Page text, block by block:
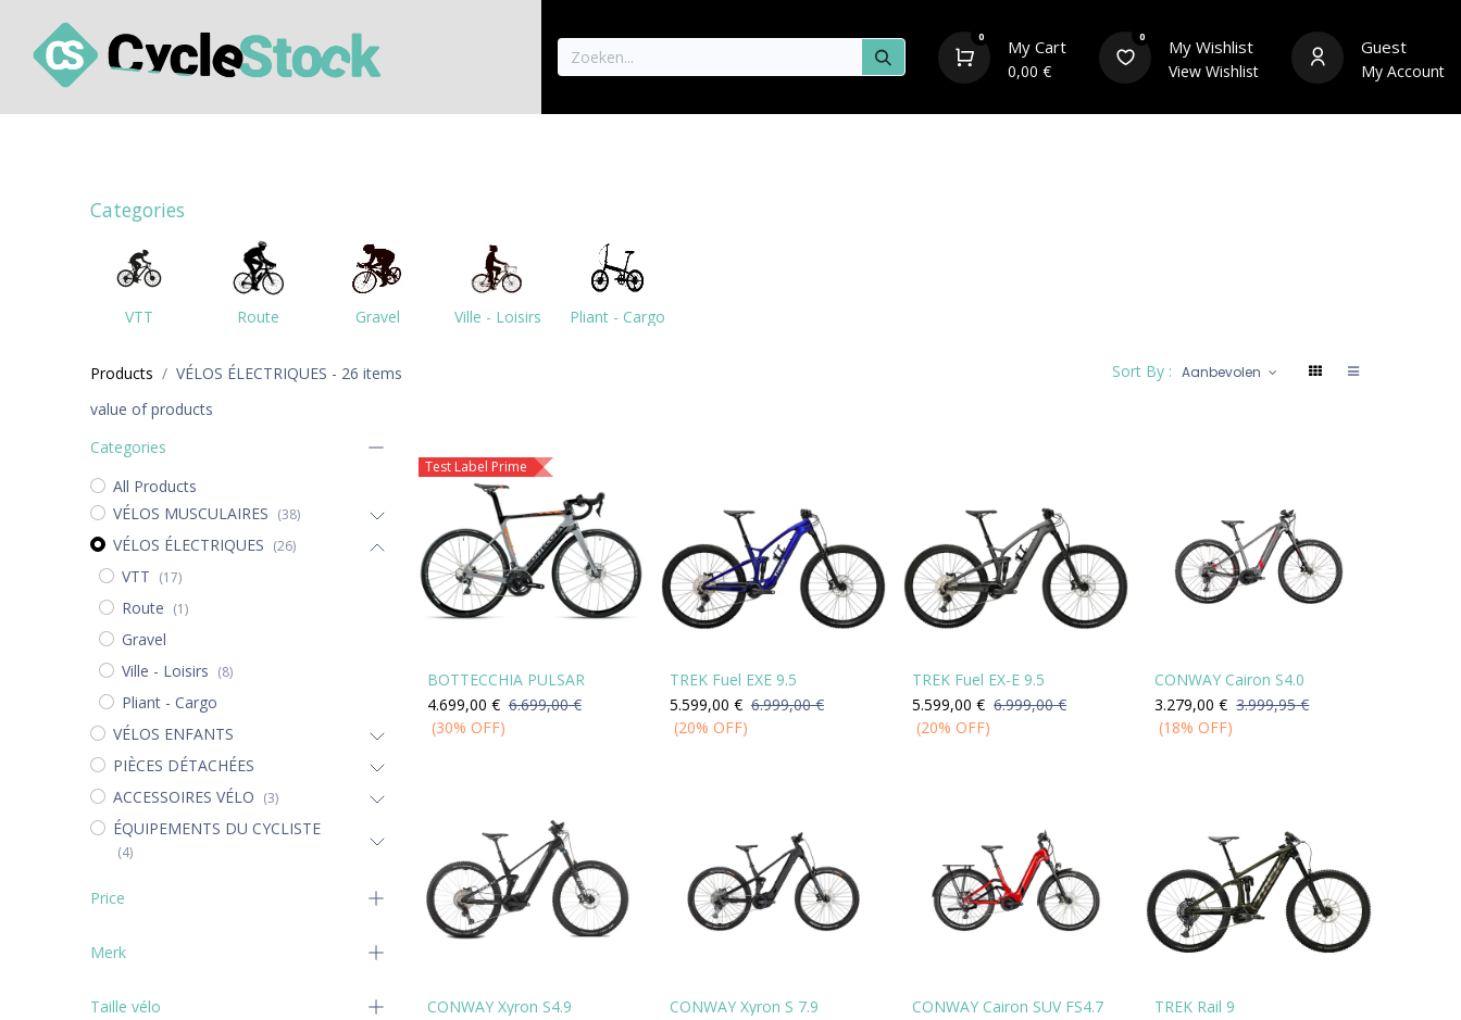
0 My Cart
0,00 €
0 My Wishlist
View Wishlist
Guest
My Account
Categories
VTT Route Gravel Ville - Loisirs Pliant - Cargo
Products VÉLOS ÉLECTRIQUES - 26 items Sort By : Aanbevolen
value of products
Categories
All Products
VÉLOS MUSCULAIRES (38)
VÉLOS ÉLECTRIQUES (26)
VTT (17)
Route (1)
Gravel
Ville - Loisirs (8)
Pliant - Cargo
VÉLOS ENFANTS
PIÈCES DÉTACHÉES
ACCESSOIRES VÉLO (3)
ÉQUIPEMENTS DU CYCLISTE
(4)
Price
Merk
Taille vélo
Test Label Prime
BOTTECCHIA PULSAR
4.699,00 € 6.699,00€
(30% OFF)
TREK Fuel EXE 9.5
5.599,00 € 6.999,00€
(20% OFF)
TREK Fuel EX-E 9.5
5.599,00 € 6.999,00€
(20% OFF)
CONWAY Cairon S4.0
3.279,00 € 3.999,95€
(18% OFF)
CONWAY Xyron S4.9
CONWAY Xyron S 7.9
CONWAY Cairon SUV FS4.7
TREK Rail 9